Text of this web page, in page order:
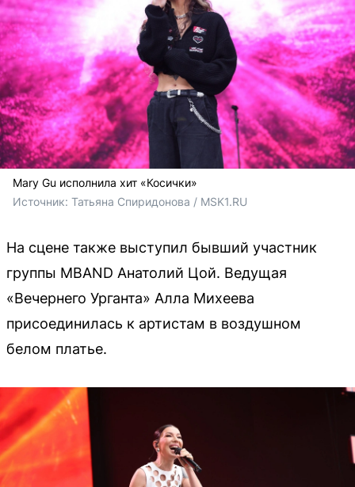
Mary Gu исполнила хит «Косички»
Источник: Татьяна Спиридонова / MSK1.RU
На сцене также выступил бывший участник
группы MBAND Анатолий Цой. Ведущая
«Вечернего Урганта» Алла Михеева
присоединилась к артистам в воздушном
белом платье.